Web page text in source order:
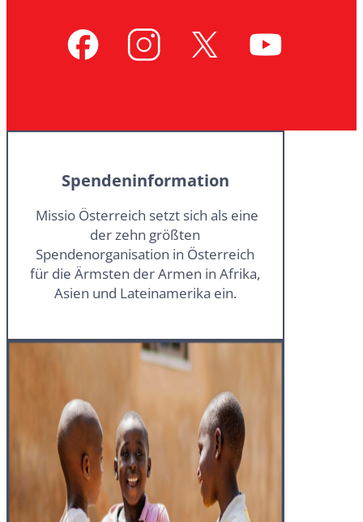
Spendeninformation
Missio Österreich setzt sich als eine
der zehn größten
Spendenorganisation in Österreich
für die Ärmsten der Armen in Afrika,
Asien und Lateinamerika ein.